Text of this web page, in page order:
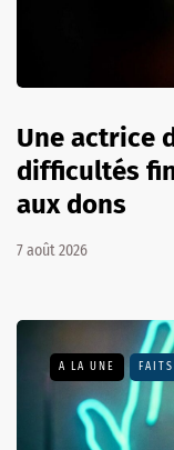
Une actrice
difficultés
aux dons
7 août 2026
A LA UNE